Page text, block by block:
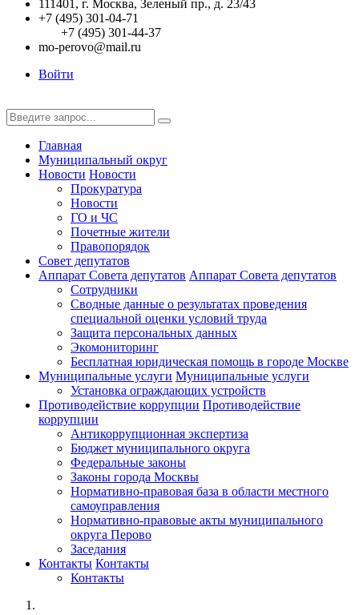
111401, г. Москва, Зеленый пр., д. 23/43
+7 (495) 301-04-71
+7 (495) 301-44-37
mo-perovo@mail.ru
Войти
Главная
Муниципальный округ
Новости Новости
Прокуратура
Новости
ГО и ЧС
Почетные жители
Правопорядок
Совет депутатов
Аппарат Совета депутатов Аппарат Совета депутатов
Сотрудники
Сводные данные о результатах проведения
специальной оценки условий труда
Защита персональных данных
Экомониторинг
Бесплатная юридическая помощь в городе Москве
Муниципальные услуги Муниципальные услуги
Установка ограждающих устройств
Противодействие коррупции Противодействие
коррупции
Антикоррупционная экспертиза
Бюджет муниципального округа
Федеральные законы
Законы города Москвы
Нормативно-правовая база в области местного
самоуправления
Нормативно-правовые акты муниципального
округа Перово
Заседания
Контакты Контакты
Контакты